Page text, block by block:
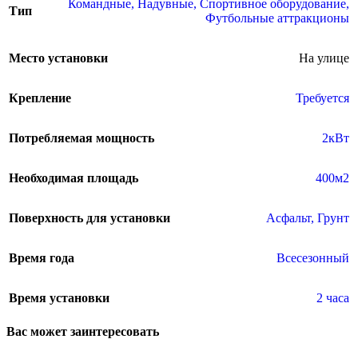
Тип
Командные, Надувные, Спортивное оборудование,
Футбольные аттракционы
Место установки На улице
Крепление Требуется
Потребляемая мощность 2кВт
Необходимая площадь 400м2
Поверхность для установки Асфальт, Грунт
Время года Всесезонный
Время установки 2 часа
Вас может заинтересовать